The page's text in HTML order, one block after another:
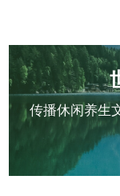
传播休闲养